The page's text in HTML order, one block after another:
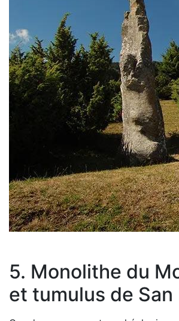
5. Monolithe du
et tumulus de San